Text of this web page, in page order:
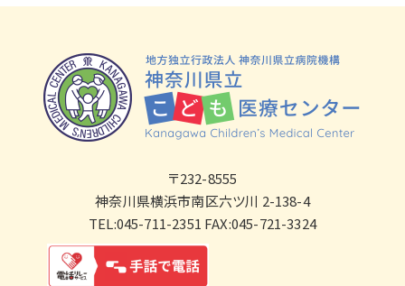
〒232-8555
神奈川県横浜市南区六ツ川 2-138-4
TEL:045-711-2351 FAX:045-721-3324